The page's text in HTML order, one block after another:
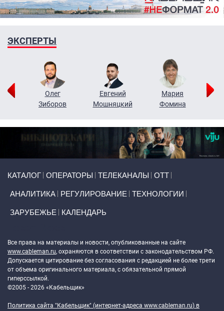
ЭКСПЕРТЫ
Олег
Зиборов
Евгений
Мошняцкий
Мария
Фомина
КАТАЛОГ ОПЕРАТОРЫ ТЕЛЕКАНАЛЫ ОТТ
АНАЛИТИКА РЕГУЛИРОВАНИЕ ТЕХНОЛОГИИ
ЗАРУБЕЖЬЕ КАЛЕНДАРЬ
Все права на материалы и новости, опубликованные на сайте
www.cableman.ru, охраняются в соответствии с законодательством РФ.
Допускается цитирование без согласования с редакцией не более трети
от объема оригинального материала, с обязательной прямой
гиперссылкой.
©2005 - 2026 «Кабельщик»
Политика сайта "Кабельщик" (интернет-адреса www.cableman.ru) в